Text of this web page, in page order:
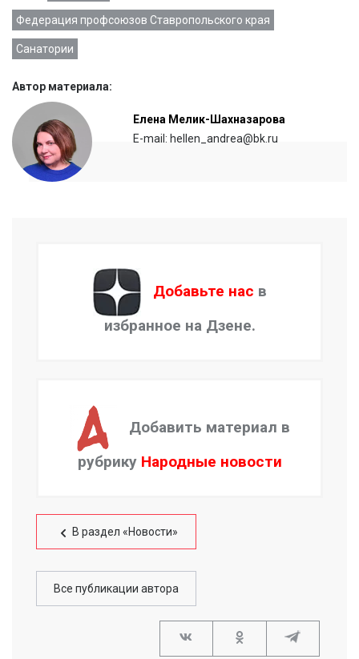
Федерация профсоюзов Ставропольского края
Санатории
Автор материала:
Елена Мелик-Шахназарова
E-mail: hellen_andrea@bk.ru
Добавьте нас в
избранное на Дзене.
Добавить материал в
рубрику Народные новости
В раздел «Новости»
Все публикации автора